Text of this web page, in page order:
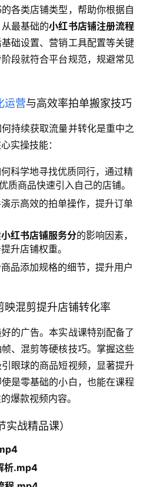
各类店铺类型，帮助你根据自
最基础的小红书店铺注册流程
础设置、营销工具配置等关键
段就符合平台规范，规避常见
运营与高效率拍单搬家技巧
持续获取流量并转化是重中之
实操技能：
科学地寻找优质同行，通过精
质商品快速引入自己的店铺。
示高效的拍单操作，提升订单
小红书店铺服务分的影响因素，
升店铺权重。
品添加规格的细节，提升用户
映混剪提升店铺转化率
的广告。本实战课特别配备了
、混剪等硬核技巧。掌握这些
眼球的商品短视频，显著提升
是零基础的小白，也能在课程
爆款视频内容。
战精品课）
析.mp4